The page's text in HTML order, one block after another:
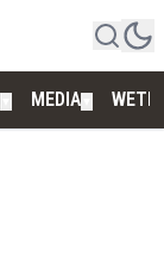
MEDIA